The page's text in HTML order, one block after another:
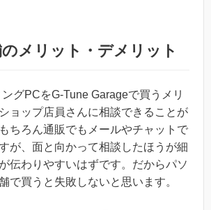
メリット・デメリット
グPCをG-Tune Garageで買うメリ
ョップ店員さんに相談できることが
ちろん通販でもメールやチャットで
が、面と向かって相談したほうが細
伝わりやすいはずです。だからパソ
で買うと失敗しないと思います。